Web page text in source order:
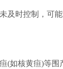
及时控制，可
(如核黄疸)等